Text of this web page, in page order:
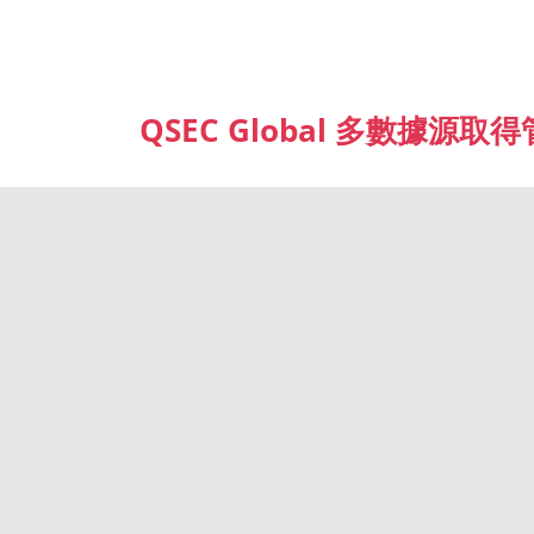
QSEC Global 多數據源取得